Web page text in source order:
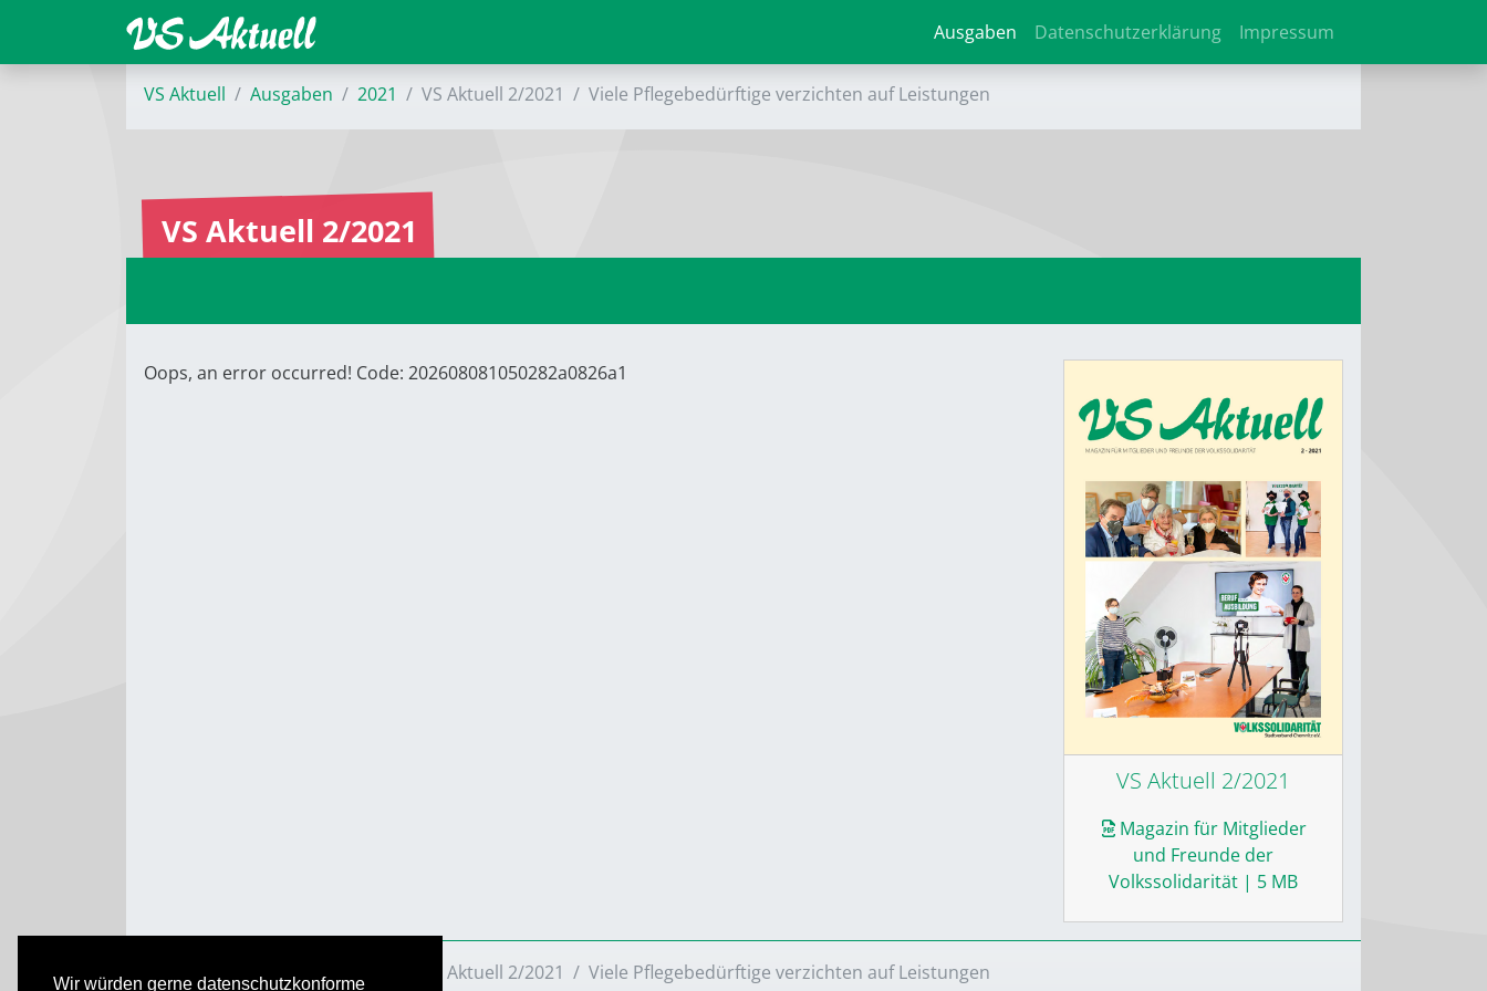
Wir würden gerne datenschutzkonforme
Ausgaben Datenschutzerklärung Impressum
VS Aktuell Ausgaben 2021 VS Aktuell 2/2021 Viele Pflegebedürftige verzichten auf Leistungen
VS Aktuell 2/2021
VS Aktuell 2/2021
Magazin für Mitglieder
und Freunde der
Volkssolidarität | 5 MB
Oops, an error occurred! Code: 202608081050282a0826a1
VS Aktuell Ausgaben VS Aktuell 2/2021 Viele Pflegebedürftige verzichten auf Leistungen